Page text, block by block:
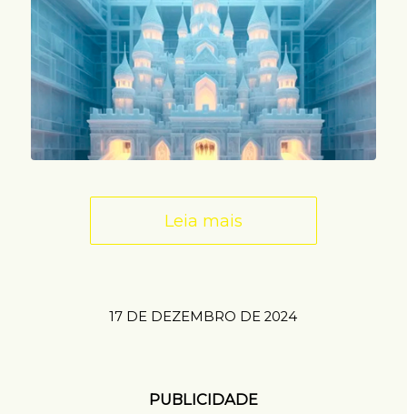
Leia mais
17 DE DEZEMBRO DE 2024
PUBLICIDADE